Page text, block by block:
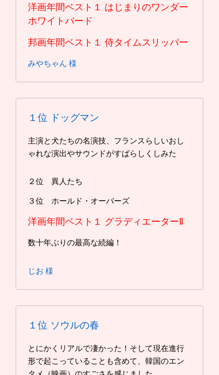
洋画年間ベスト１ はじまりのワンダー
ホワイトバード
邦画年間ベスト１ 侍タイムスリッパー
みやちゃん 様
１位 ドッグマン
主演と犬たちの名演技、フランスらしいおし
ゃれな演出やサウンドがすばらしくしみた
２位 異人たち
３位 ホールド・オーバーズ
洋画年間ベスト１ グラディエーターⅡ
数十年ぶりの最高な続編！
じお 様
１位 ソウルの春
とにかくリアルで凄かった！そして現在進行
形で起こっていることも含めて、韓国のエン